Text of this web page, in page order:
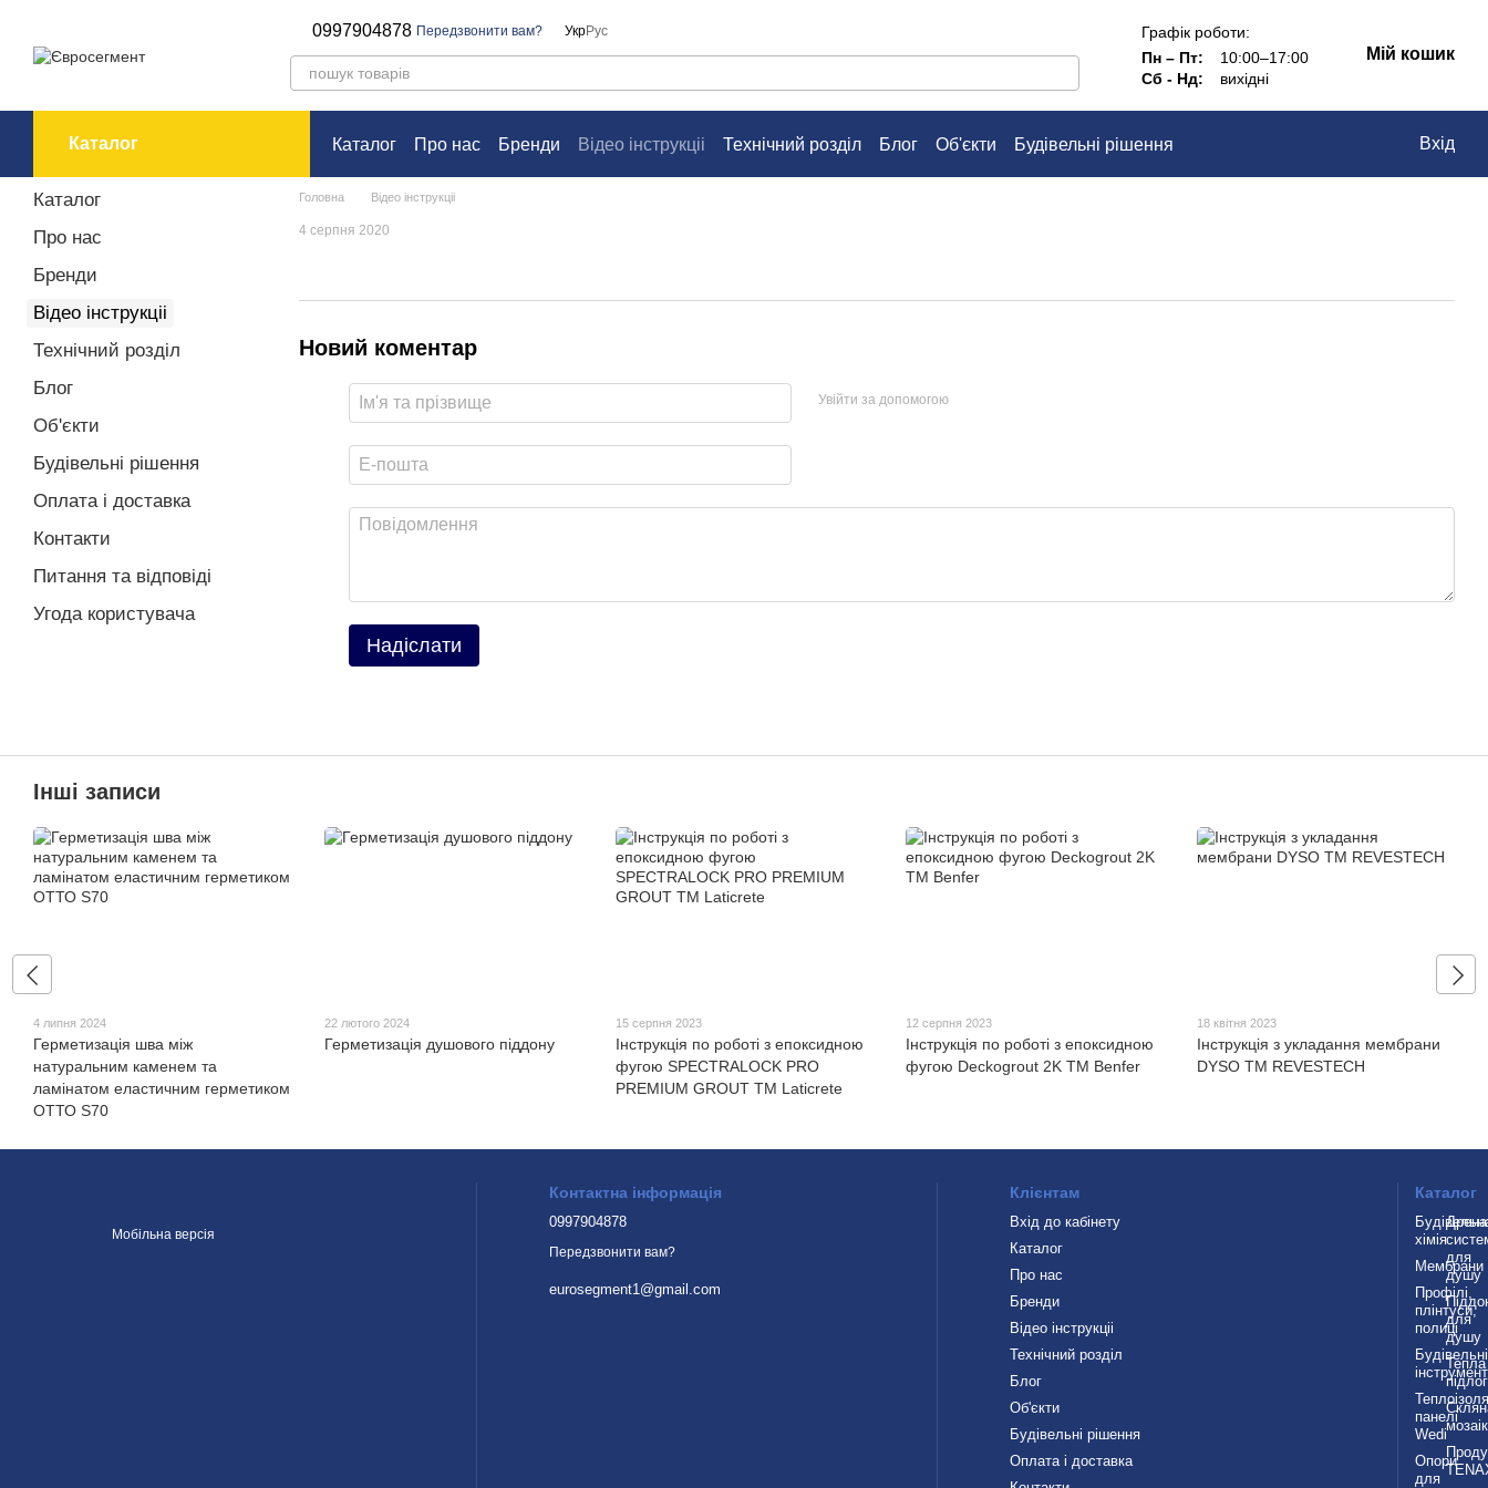
0997904878 Передзвонити вам? УкрРус
Графік роботи:
Пн – Пт:
10:00–17:00
Сб - Нд:
вихідні
Мій кошик
Каталог Каталог Про нас Бренди Відео інструкціі Технічний розділ Блог Об'єкти
Будівельні рішення
Вхід
Головна Відео інструкціі
4 серпня 2020
Новий коментар
Увійти за допомогою
Надіслати
Каталог
Про нас
Бренди
Відео інструкціі
Технічний розділ
Блог
Об'єкти
Будівельні рішення
Оплата і доставка
Контакти
Питання та відповіді
Угода користувача
Інші записи
4 липня 2024
Герметизація шва між
натуральним каменем та
ламінатом еластичним герметиком
ОТТО S70
22 лютого 2024
Герметизація душового піддону
15 серпня 2023
Інструкція по роботі з епоксидною
фугою SPECTRALOCK PRO
PREMIUM GROUT TM Laticrete
12 серпня 2023
Інструкція по роботі з епоксидною
фугою Deckogrout 2K ТМ Benfer
18 квітня 2023
Інструкція з укладання мембрани
DYSO TM REVESTECH
Мобільна версія
Контактна інформація
0997904878
Передзвонити вам?
eurosegment1@gmail.com
Клієнтам
Вхід до кабінету
Каталог
Про нас
Бренди
Відео інструкціі
Технічний розділ
Блог
Об'єкти
Будівельні рішення
Оплата і доставка
Каталог
хімія
Мембрани
Профілі,
плінтуси,
полиці
Будівельні
панелі
Wedi
Опори
для
для
душу
для
душу
Тепла